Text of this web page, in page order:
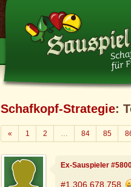
Schafkopf-Strategie:
«Zurück
1 2 … 84 85
Ex-Sauspieler
#1.306.678.758